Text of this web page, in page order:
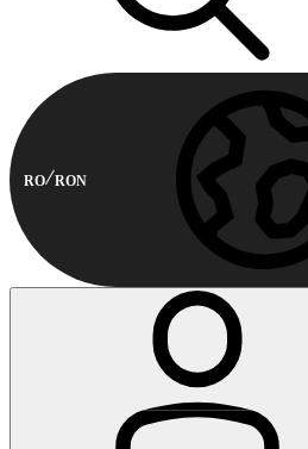
RO RON